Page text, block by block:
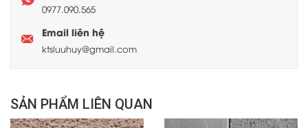
0977.090.565
Email liên hệ
ktsluuhuy@gmail.com
SẢN PHẨM LIÊN QUAN